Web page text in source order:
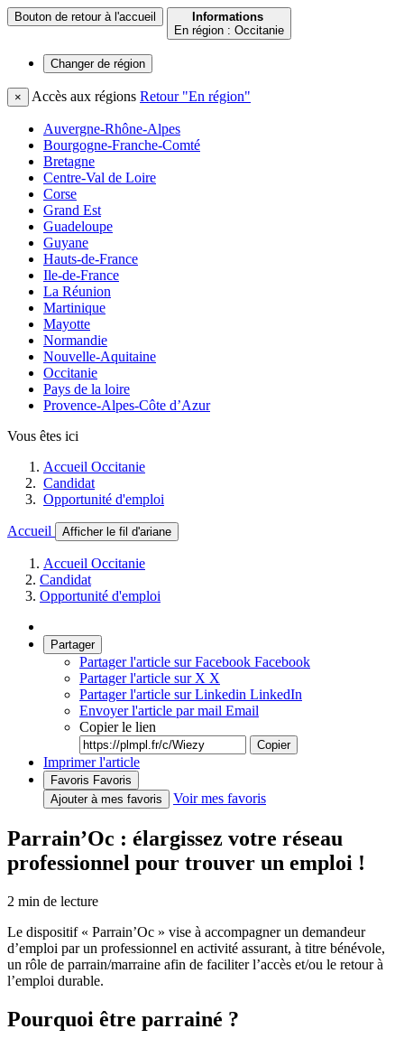
Bouton de retour à l'accueil
Informations
En région : Occitanie
Changer de région
× Accès aux régions Retour "En région"
Auvergne-Rhône-Alpes
Bourgogne-Franche-Comté
Bretagne
Centre-Val de Loire
Corse
Grand Est
Guadeloupe
Guyane
Hauts-de-France
Ile-de-France
La Réunion
Martinique
Mayotte
Normandie
Nouvelle-Aquitaine
Occitanie
Pays de la loire
Provence-Alpes-Côte d’Azur
Vous êtes ici
Accueil Occitanie
Candidat
Opportunité d'emploi
Accueil Afficher le fil d'ariane
Accueil Occitanie
Candidat
Opportunité d'emploi
Partager
Partager l'article sur Facebook Facebook
Partager l'article sur X X
Partager l'article sur Linkedin LinkedIn
Envoyer l'article par mail Email
Copier le lien
Copier
Imprimer l'article
Favoris Favoris
Ajouter à mes favoris
Voir mes favoris
Parrain’Oc : élargissez votre réseau
professionnel pour trouver un emploi !
2 min de lecture
Le dispositif « Parrain’Oc » vise à accompagner un demandeur
d’emploi par un professionnel en activité assurant, à titre bénévole,
un rôle de parrain/marraine afin de faciliter l’accès et/ou le retour à
l’emploi durable.
Pourquoi être parrainé ?